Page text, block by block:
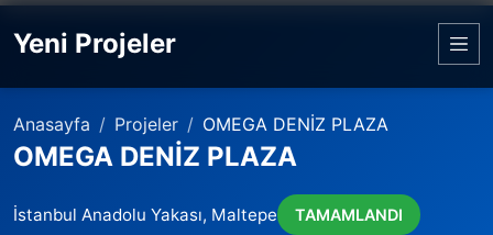
Yeni Projeler
Anasayfa Projeler OMEGA DENİZ PLAZA
OMEGA DENİZ PLAZA
İstanbul Anadolu Yakası, Maltepe TAMAMLANDI